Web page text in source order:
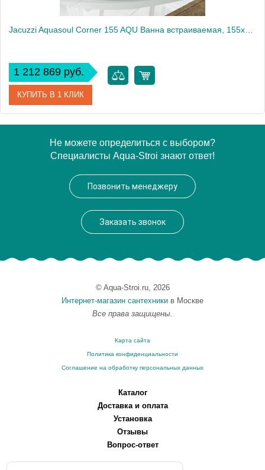
1 212 869 руб.
КУПИТЬ В 1 КЛИК
AQU-6006-0441
Производитель
Не можете определиться с выбором?
Специалисты Aqua-Stroi знают ответ!
Позвонить менеджеру
Заказать звонок
© Aqua-Stroi.ru, 2026
Интернет-магазин сантехники в Москве
Все права защищены.
Карта сайта
Политика конфиденциальности
Соглашение на обработку персональных данных
Каталог
Доставка и оплата
Установка
Отзывы
Вопрос-ответ